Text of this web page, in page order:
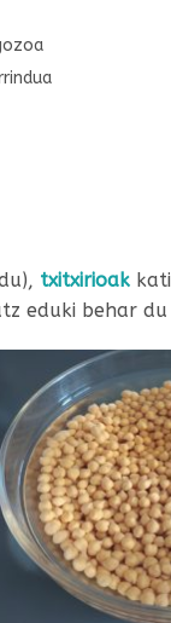
txitxirioak
eduki behar du